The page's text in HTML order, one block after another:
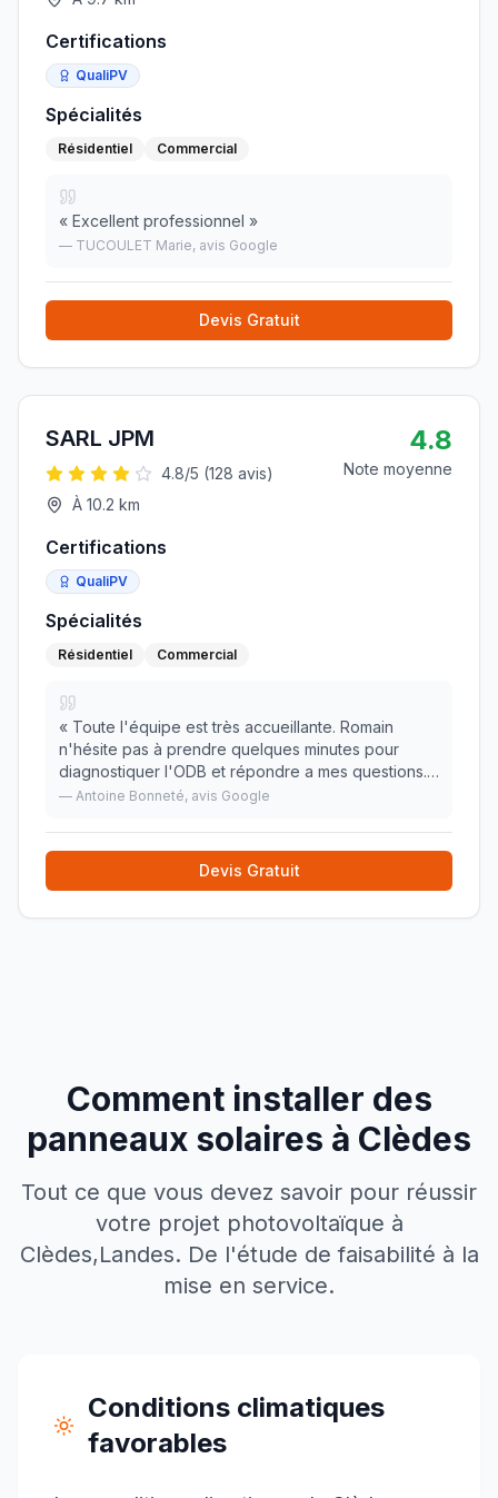
Certifications
QualiPV
Spécialités
Résidentiel Commercial
« Excellent professionnel »
— TUCOULET Marie, avis Google
Devis Gratuit
SARL JPM
4.8/5 (128 avis)
À 10.2 km
4.8
Note moyenne
Certifications
QualiPV
Spécialités
Résidentiel Commercial
« Toute l'équipe est très accueillante. Romain
n'hésite pas à prendre quelques minutes pour
diagnostiquer l'ODB et répondre a mes questions.
Plusieurs entretiens et gros travaux réalisés et
— Antoine Bonneté, avis Google
Devis Gratuit
Comment installer des
panneaux solaires à Clèdes
Tout ce que vous devez savoir pour réussir
votre projet photovoltaïque à
Clèdes,Landes. De l'étude de faisabilité à la
mise en service.
Conditions climatiques
favorables